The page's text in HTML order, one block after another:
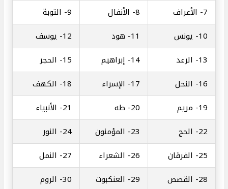
7- الأعراف 8- الأنفال 9- التوبة
10- يونس 11- هود 12- يوسف
13- الرعد 14- إبراهيم 15- الحجر
16- النحل 17- الإسراء 18- الكهف
19- مريم 20- طه 21- الأنبياء
22- الحج 23- المؤمنون 24- النور
25- الفرقان 26- الشعراء 27- النمل
28- القصص 29- العنكبوت 30- الروم